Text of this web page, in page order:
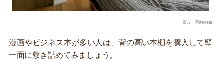
出典：Pinterest
漫画やビジネス本が多い人は、背の高い本棚を購入して壁
一面に敷き詰めてみましょう。